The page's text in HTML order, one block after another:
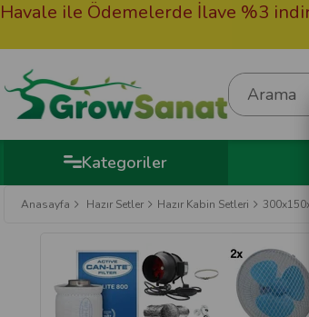
Ödemelerde İlave %3 indirim
Kategoriler
Anasayfa Hazır Setler Hazır Kabin Setleri